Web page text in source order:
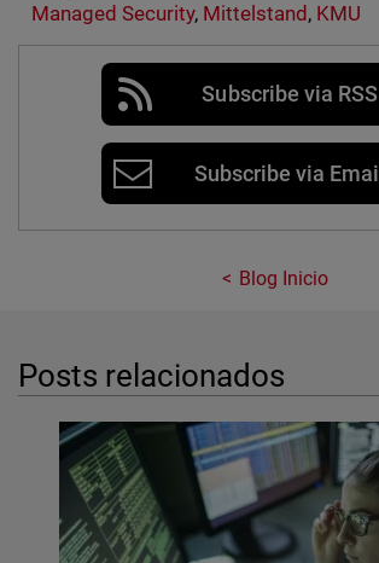
Managed Security, Mittelstand , KMU
Subscribe via RSS
Subscribe via Email
Blog Inicio
Posts relacionados